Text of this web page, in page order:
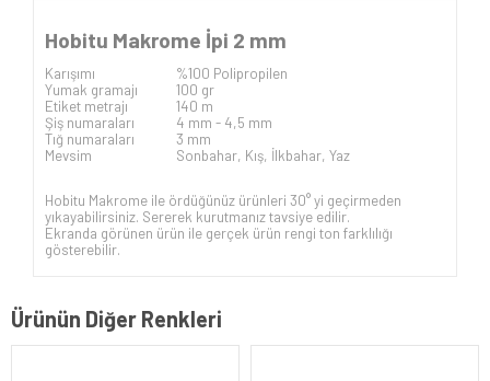
Hobitu Makrome İpi 2 mm
Karışımı
%100 Polipropilen
Yumak gramajı
100 gr
Etiket metrajı
140 m
Şiş numaraları
4 mm - 4,5 mm
Tığ numaraları
3 mm
Mevsim
Sonbahar, Kış, İlkbahar, Yaz
Hobitu Makrome ile ördüğünüz ürünleri 30° yi geçirmeden
yıkayabilirsiniz. Sererek kurutmanız tavsiye edilir.
Ekranda görünen ürün ile gerçek ürün rengi ton farklılığı
gösterebilir.
Ürünün Diğer Renkleri